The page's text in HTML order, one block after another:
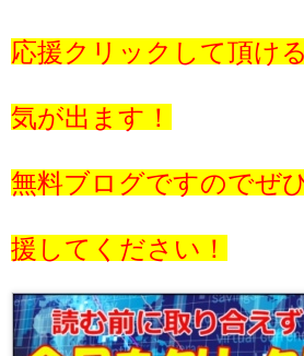
応援クリックして頂け
気が出ます！
無料ブログですのでぜ
援してください！